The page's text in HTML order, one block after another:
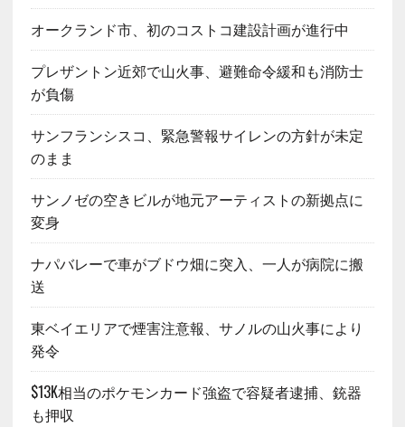
オークランド市、初のコストコ建設計画が進行中
プレザントン近郊で山火事、避難命令緩和も消防士
が負傷
サンフランシスコ、緊急警報サイレンの方針が未定
のまま
サンノゼの空きビルが地元アーティストの新拠点に
変身
ナパバレーで車がブドウ畑に突入、一人が病院に搬
送
東ベイエリアで煙害注意報、サノルの山火事により
発令
$13K相当のポケモンカード強盗で容疑者逮捕、銃器
も押収